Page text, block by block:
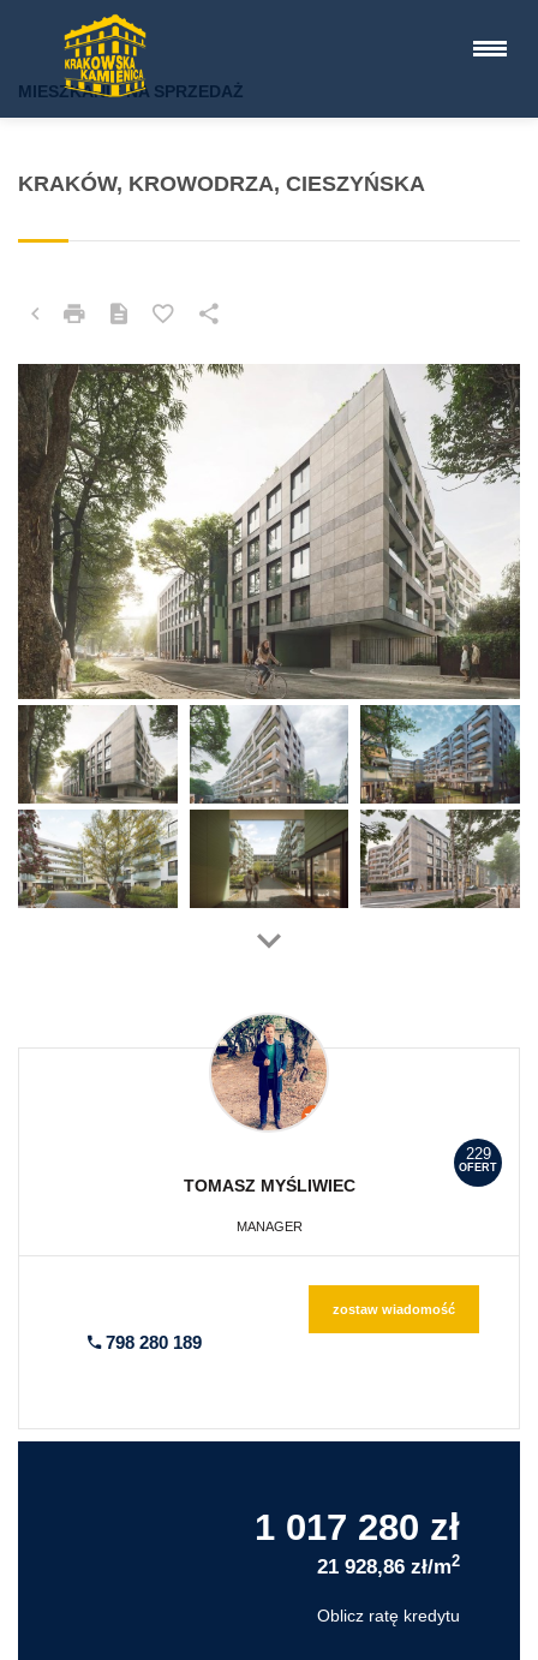
KRAKÓW, KROWODRZA, CIESZYŃSKA
MIESZKANIE NA SPRZEDAŻ
229
OFERT
TOMASZ MYŚLIWIEC
MANAGER
798 280 189
zostaw wiadomość
1 017 280 zł
21 928,86 zł/m2
Oblicz ratę kredytu